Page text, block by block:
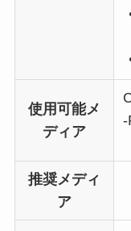
使用可能メ
ディア
-
推奨メディ
ア